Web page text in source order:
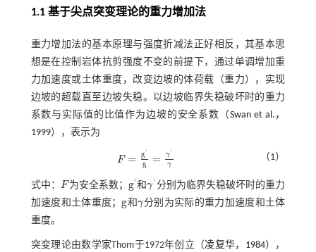
1.1 基于尖点突变理论的重力增加法
重力增加法的基本原理与强度折减法正好相反，其基本思
想是在控制岩体抗剪强度不变的前提下，通过单调增加重
力加速度或土体重度，改变边坡的体荷载（重力），实现
边坡的超载直至边坡失稳。以边坡临界失稳破坏时的重力
系数与实际值的比值作为边坡的安全系数（Swan et al.，
1999），表示为
F = g'
g = γ '
γ
F= g'g =γ' γ （1）
式中： F
F 为安全系数； g'
g' 和γ'
γ' 分别为临界失稳破坏时的重力
加速度和土体重度；g
g和γ
γ分别为实际的重力加速度和土体
重度。
突变理论由数学家Thom于1972年创立（凌复华，1984），